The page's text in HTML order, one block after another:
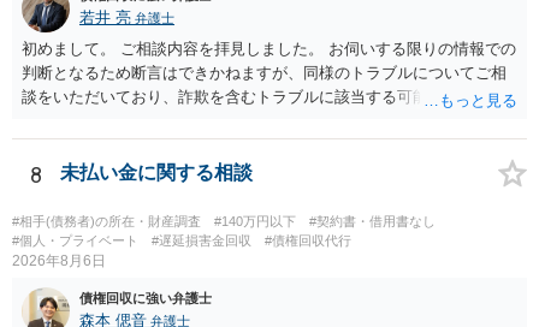
若井 亮 弁護士
初めまして。 ご相談内容を拝見しました。 お伺いする限りの情報での
判断となるため断言はできかねますが、同様のトラブルについてご相
談をいただいており、詐欺を含むトラブルに該当する可能性があるで
ります。 お金を渡した方法が現金手渡しではなく、指定口座への振込
であるならば、相手方の身元を特定できる可能性もあるでしょう。 い
ずれにせよ、まずは速やかに最寄りの警察署に被害相談に行くことを
お勧めします。
8 未払い金に関する相談
#相手(債務者)の所在・財産調査 #140万円以下
#契約書・借用書なし
#個人・プライベート
#遅延損害金回収 #債権回収代行
2026年8月6日
債権回収に強い弁護士
森本 偲音 弁護士